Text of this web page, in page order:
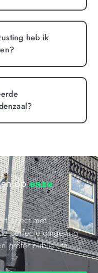
heb ik
oponze
direct met
perfecte omgeving
groter publiek te